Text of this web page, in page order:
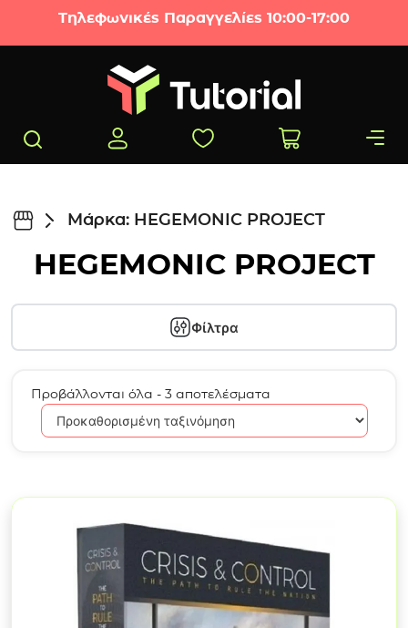
Μετάβαση στο περιεχόμενο
Τηλεφωνικές Παραγγελίες 10:00-17:00
Μάρκα: HEGEMONIC PROJECT
HEGEMONIC PROJECT
Φίλτρα
Προβάλλονται όλα - 3 αποτελέσματα